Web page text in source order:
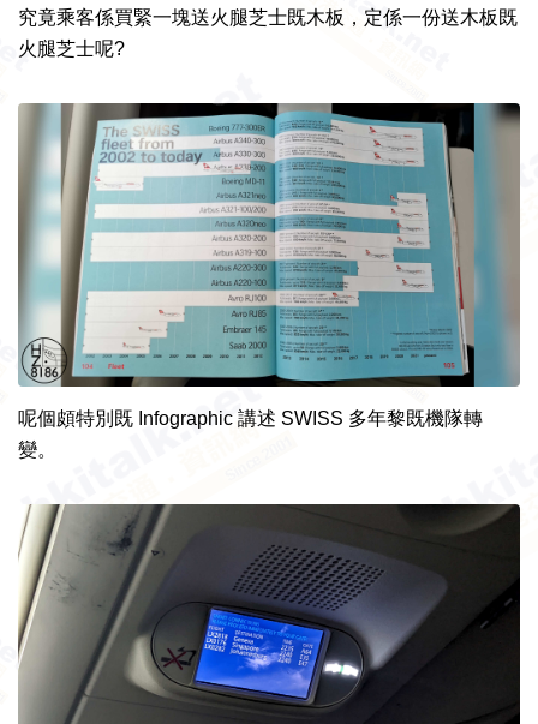
究竟乘客係買緊一塊送火腿芝士既木板，定係一份送木板既
火腿芝士呢?
呢個頗特別既 Infographic 講述 SWISS 多年黎既機隊轉
變。